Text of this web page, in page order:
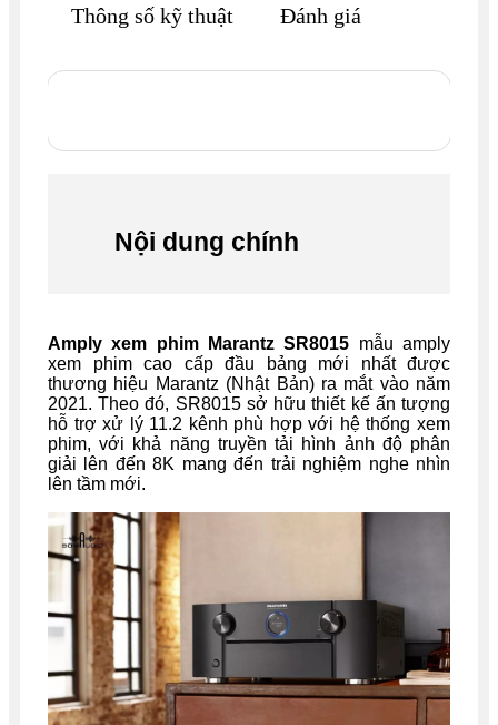
Thông số kỹ thuật Đánh giá
Nội dung chính
Amply xem phim Marantz SR8015 mẫu amply
xem phim cao cấp đầu bảng mới nhất được
thương hiệu Marantz (Nhật Bản) ra mắt vào năm
2021. Theo đó, SR8015 sở hữu thiết kế ấn tượng
hỗ trợ xử lý 11.2 kênh phù hợp với hệ thống xem
phim, với khả năng truyền tải hình ảnh độ phân
giải lên đến 8K mang đến trải nghiệm nghe nhìn
lên tầm mới.